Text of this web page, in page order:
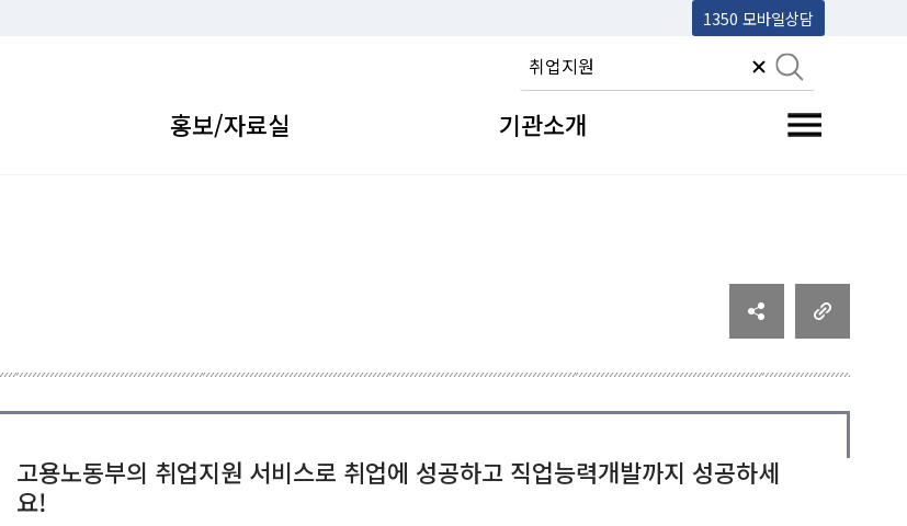
1350 모바일상담
홍보/자료실 기관소개 전체메뉴 토글
고용노동부의 취업지원 서비스로 취업에 성공하고 직업능력개발까지 성공하세
요!